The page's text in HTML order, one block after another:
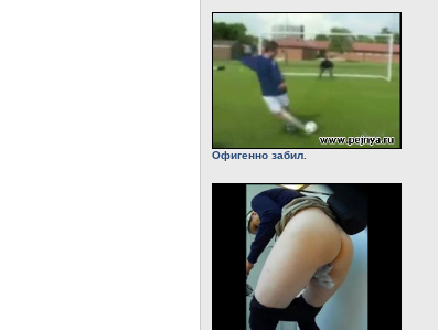
Офигенно забил.